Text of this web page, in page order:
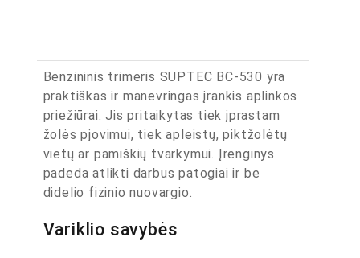
Benzininis trimeris SUPTEC BC-530 yra
praktiškas ir manevringas įrankis aplinkos
priežiūrai. Jis pritaikytas tiek įprastam
žolės pjovimui, tiek apleistų, piktžolėtų
vietų ar pamiškių tvarkymui. Įrenginys
padeda atlikti darbus patogiai ir be
didelio fizinio nuovargio.
Variklio savybės